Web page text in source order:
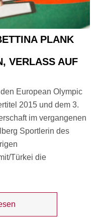
PLANK
AUF S
European Olympic
2015 und dem 3.
im vergangenen
Sportlerin des
Türkei die